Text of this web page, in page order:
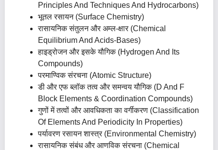
Principles And Techniques And Hydrocarbons)
भूतल रसायन (Surface Chemistry)
रासायनिक संतुलन और अम्ल-क्षार (Chemical
Equilibrium And Acids-Bases)
हाइड्रोजन और इसके यौगिक (Hydrogen And Its
Compounds)
परमाण्विक संरचना (Atomic Structure)
डी और एफ ब्लॉक तत्व और समन्वय यौगिक (D And F
Block Elements & Coordination Compounds)
गुणों में तत्वों और आवधिकता का वर्गीकरण (Classification
Of Elements And Periodicity In Properties)
पर्यावरण रसायन शास्त्र (Environmental Chemistry)
रासायनिक संबंध और आणविक संरचना (Chemical